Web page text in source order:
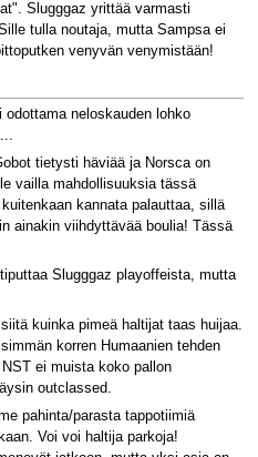
Slugggaz yrittää varmasti
tulla noutaja, mutta Sampsa ei
venyvän venymistään!
odottama neloskauden lohko
tietysti häviää ja Norsca on
vailla mahdollisuuksia tässä
kannata palauttaa, sillä
ainakin viihdyttävää boulia! Tässä
Slugggaz playoffeista, mutta
kuinka pimeä haltijat taas huijaa.
korren Humaanien tehden
ei muista koko pallon
outclassed.
pahinta/parasta tappotiimiä
Voi voi haltija parkoja!